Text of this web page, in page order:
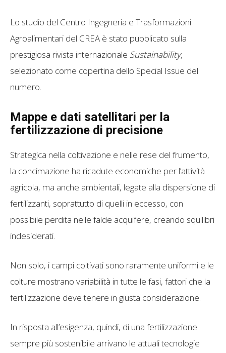
Lo studio del Centro Ingegneria e Trasformazioni
Agroalimentari del CREA è stato pubblicato sulla
prestigiosa rivista internazionale Sustainability,
selezionato come copertina dello Special Issue del
numero.
Mappe e dati satellitari per la
fertilizzazione di precisione
Strategica nella coltivazione e nelle rese del frumento,
la concimazione ha ricadute economiche per l’attività
agricola, ma anche ambientali, legate alla dispersione di
fertilizzanti, soprattutto di quelli in eccesso, con
possibile perdita nelle falde acquifere, creando squilibri
indesiderati.
Non solo, i campi coltivati sono raramente uniformi e le
colture mostrano variabilità in tutte le fasi, fattori che la
fertilizzazione deve tenere in giusta considerazione.
In risposta all’esigenza, quindi, di una fertilizzazione
sempre più sostenibile arrivano le attuali tecnologie